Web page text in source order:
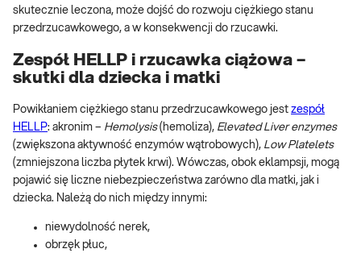
skutecznie leczona, może dojść do rozwoju ciężkiego stanu
przedrzucawkowego, a w konsekwencji do rzucawki.
Zespół HELLP i rzucawka ciążowa –
skutki dla dziecka i matki
Powikłaniem ciężkiego stanu przedrzucawkowego jest zespół
HELLP: akronim – Hemolysis(hemoliza), Elevated Liver enzymes
(zwiększona aktywność enzymów wątrobowych), Low Platelets
(zmniejszona liczba płytek krwi). Wówczas, obok eklampsji, mogą
pojawić się liczne niebezpieczeństwa zarówno dla matki, jak i
dziecka. Należą do nich między innymi:
niewydolność nerek,
obrzęk płuc,